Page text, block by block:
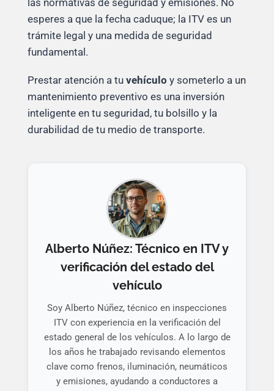
esperes a que la fecha caduque; la ITV es un
trámite legal y una medida de seguridad
fundamental.
Prestar atención a tu vehículo y someterlo a un
mantenimiento preventivo es una inversión
inteligente en tu seguridad, tu bolsillo y la
durabilidad de tu medio de transporte.
Alberto Núñez: Técnico en ITV y
verificación del estado del
vehículo
Soy Alberto Núñez, técnico en inspecciones
ITV con experiencia en la verificación del
estado general de los vehículos. A lo largo de
los años he trabajado revisando elementos
clave como frenos, iluminación, neumáticos
y emisiones, ayudando a conductores a